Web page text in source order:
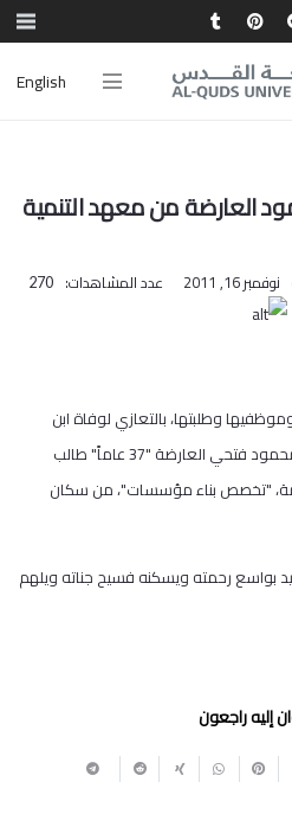
English
العارضة من معهد التنمية
نوفمبر 16, 2011 عدد المشاهدات: 270
وطلبتها، بالتعازي لوفاة ابن
جامعة القدس المرحوم له بإذن الله محمود فتحي العارضة "37 عاماً" طالب
"تخصص بناء مؤسسات"، من سكان
بواسع رحمته ويسكنه فسيح جناته ويلهم
إليه راجعون